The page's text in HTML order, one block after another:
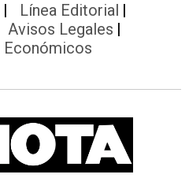
Línea Editorial
Avisos Legales
Económicos